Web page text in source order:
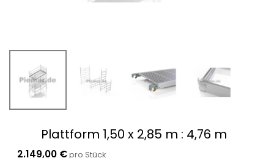
Plattform 1,50 x 2,85 m : 4,76 m
2.149,00 €pro Stück